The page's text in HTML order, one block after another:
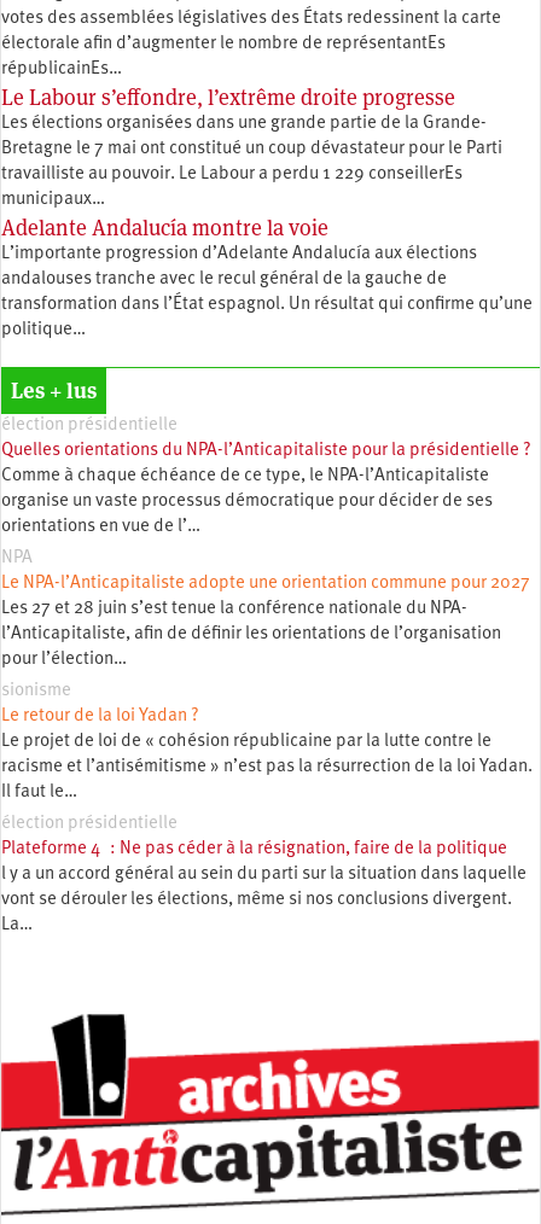
votes des assemblées législatives des États redessinent la carte
électorale afin d’augmenter le nombre de représentantEs
républicainEs…
Le Labour s’effondre, l’extrême droite progresse
Les élections organisées dans une grande partie de la Grande-
Bretagne le 7 mai ont constitué un coup dévastateur pour le Parti
travailliste au pouvoir. Le Labour a perdu 1 229 conseillerEs
municipaux…
Adelante Andalucía montre la voie
L’importante progression d’Adelante Andalucía aux élections
andalouses tranche avec le recul général de la gauche de
transformation dans l’État espagnol. Un résultat qui confirme qu’une
politique…
Les + lus
élection présidentielle
Quelles orientations du NPA-l’Anticapitaliste pour la présidentielle ?
Comme à chaque échéance de ce type, le NPA-l’Anticapitaliste
organise un vaste processus démocratique pour décider de ses
orientations en vue de l’…
NPA
Le NPA-l’Anticapitaliste adopte une orientation commune pour 2027
Les 27 et 28 juin s’est tenue la conférence nationale du NPA-
l’Anticapitaliste, afin de définir les orientations de l’organisation
pour l’élection…
sionisme
Le retour de la loi Yadan ?
Le projet de loi de « cohésion républicaine par la lutte contre le
racisme et l’antisémitisme » n’est pas la résurrection de la loi Yadan.
Il faut le…
élection présidentielle
Plateforme 4 : Ne pas céder à la résignation, faire de la politique
l y a un accord général au sein du parti sur la situation dans laquelle
vont se dérouler les élections, même si nos conclusions divergent.
La…